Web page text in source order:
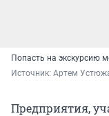
Попасть на экскурсию
Источник: Артем
Предприятия,